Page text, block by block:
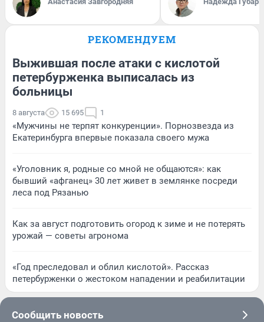
РЕКОМЕНДУЕМ
Выжившая после атаки с кислотой
петербурженка выписалась из
больницы
8 августа 15 695 1
«Мужчины не терпят конкуренции». Порнозвезда из
Екатеринбурга впервые показала своего мужа
«Уголовник я, родные со мной не общаются»: как
бывший «афганец» 30 лет живет в землянке посреди
леса под Рязанью
Как за август подготовить огород к зиме и не потерять
урожай — советы агронома
«Год преследовал и облил кислотой». Рассказ
петербурженки о жестоком нападении и реабилитации
Сообщить новость